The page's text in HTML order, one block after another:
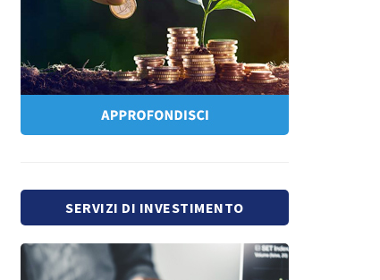
SERVIZI DI INVESTIMENTO